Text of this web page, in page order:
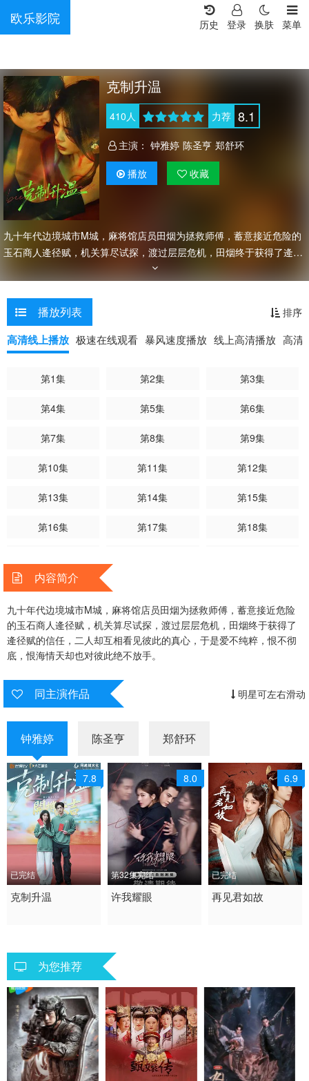
欧乐影院 菜单
换肤
登录
历史
克制升温
410人 力荐 8.1
主演： 钟雅婷 陈圣亨 郑舒环
播放 收藏
九十年代边境城市M城，麻将馆店员田烟为拯救师傅，蓄意接近危险的
玉石商人逄径赋，机关算尽试探，渡过层层危机，田烟终于获得了逄径
赋的信任，二人却互相看见彼此的真心，于是爱不纯粹，恨不彻底，恨
海情天却也对彼此绝不放手。
播放列表 排序
高清线上播放 极速在线观看 暴风速度播放 线上高清播放 高清
第1集 第2集 第3集
第4集 第5集 第6集
第7集 第8集 第9集
第10集 第11集 第12集
第13集 第14集 第15集
第16集 第17集 第18集
第22集
内容简介
九十年代边境城市M城，麻将馆店员田烟为拯救师傅，蓄意接近危险
的玉石商人逄径赋，机关算尽试探，渡过层层危机，田烟终于获得了
逄径赋的信任，二人却互相看见彼此的真心，于是爱不纯粹，恨不彻
底，恨海情天却也对彼此绝不放手。
同主演作品 明星可左右滑动
钟雅婷 陈圣亨 郑舒环
7.8
已完结
2026 / 中国大陆 / 汉语
克制升温
8.0
第32集完结
2025 / 中国大陆 / 汉语
许我耀眼
6.9
已完结
2023 / 大陆 / 国语
再见君如故
为您推荐